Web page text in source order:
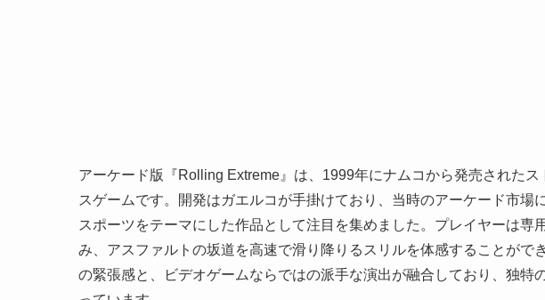
アーケード版『Rolling Extreme』は、1999年にナムコから発売された
スゲームです。開発はガエルコが手掛けており、当時のアーケード市場
スポーツをテーマにした作品として注目を集めました。プレイヤーは専
み、アスファルトの坂道を高速で滑り降りるスリルを体感することがで
の緊張感と、ビデオゲームならではの派手な演出が融合しており、独特